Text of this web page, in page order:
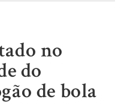
no
do
de bola